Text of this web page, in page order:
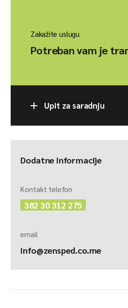
Zakažite uslugu
Potreban vam je
Upit za saradnju
Dodatne informacije
Kontakt telefon
382 30 312 275
email
info@zensped.co.me